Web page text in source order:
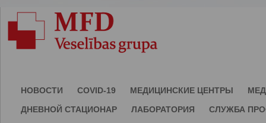
НОВОСТИ COVID-19 МЕДИЦИНСКИЕ ЦЕНТРЫ
ДНЕВНОЙ СТАЦИОНАР
ЛАБОРАТОРИЯ
СЛУЖБА